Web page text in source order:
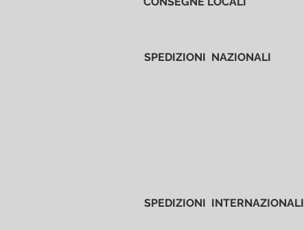
SPEDIZIONI NAZIONALI
SPEDIZIONI INTERNAZIONALI